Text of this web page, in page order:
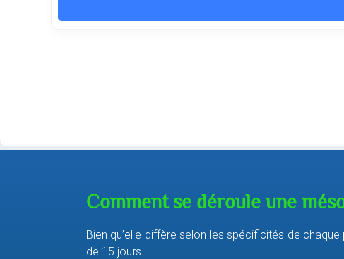
Comment se déroule une
Bien qu’elle diffère selon les spécificités de
de 15 jours.